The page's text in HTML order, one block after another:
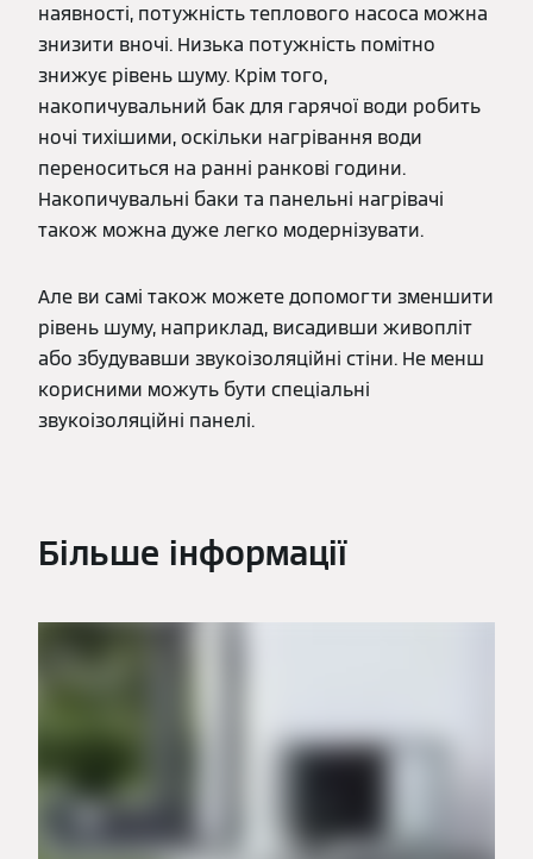
наявності, потужність теплового насоса можна
знизити вночі. Низька потужність помітно
знижує рівень шуму. Крім того,
накопичувальний бак для гарячої води робить
ночі тихішими, оскільки нагрівання води
переноситься на ранні ранкові години.
Накопичувальні баки та панельні нагрівачі
також можна дуже легко модернізувати.
Але ви самі також можете допомогти зменшити
рівень шуму, наприклад, висадивши живопліт
або збудувавши звукоізоляційні стіни. Не менш
корисними можуть бути спеціальні
звукоізоляційні панелі.
Більше інформації